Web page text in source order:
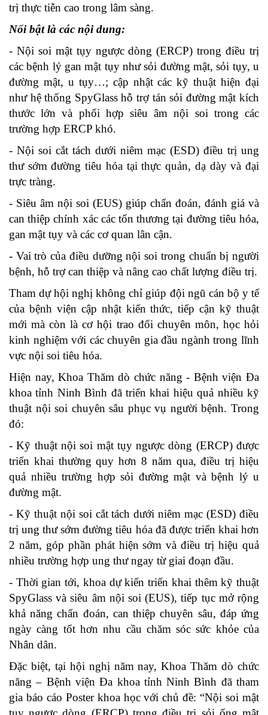
trị thực tiễn cao trong lâm sàng.
Nổi bật là các nội dung:
- Nội soi mật tụy ngược dòng (ERCP) trong điều trị
các bệnh lý gan mật tụy như sỏi đường mật, sỏi tụy, u
đường mật, u tụy…; cập nhật các kỹ thuật hiện đại
như hệ thống SpyGlass hỗ trợ tán sỏi đường mật kích
thước lớn và phối hợp siêu âm nội soi trong các
trường hợp ERCP khó.
- Nội soi cắt tách dưới niêm mạc (ESD) điều trị ung
thư sớm đường tiêu hóa tại thực quản, dạ dày và đại
trực tràng.
- Siêu âm nội soi (EUS) giúp chẩn đoán, đánh giá và
can thiệp chính xác các tổn thương tại đường tiêu hóa,
gan mật tụy và các cơ quan lân cận.
- Vai trò của điều dưỡng nội soi trong chuẩn bị người
bệnh, hỗ trợ can thiệp và nâng cao chất lượng điều trị.
Tham dự hội nghị không chỉ giúp đội ngũ cán bộ y tế
của bệnh viện cập nhật kiến thức, tiếp cận kỹ thuật
mới mà còn là cơ hội trao đổi chuyên môn, học hỏi
kinh nghiệm với các chuyên gia đầu ngành trong lĩnh
vực nội soi tiêu hóa.
Hiện nay, Khoa Thăm dò chức năng - Bệnh viện Đa
khoa tỉnh Ninh Bình đã triển khai hiệu quả nhiều kỹ
thuật nội soi chuyên sâu phục vụ người bệnh. Trong
đó:
- Kỹ thuật nội soi mật tụy ngược dòng (ERCP) được
triển khai thường quy hơn 8 năm qua, điều trị hiệu
quả nhiều trường hợp sỏi đường mật và bệnh lý u
đường mật.
- Kỹ thuật nội soi cắt tách dưới niêm mạc (ESD) điều
trị ung thư sớm đường tiêu hóa đã được triển khai hơn
2 năm, góp phần phát hiện sớm và điều trị hiệu quả
nhiều trường hợp ung thư ngay từ giai đoạn đầu.
- Thời gian tới, khoa dự kiến triển khai thêm kỹ thuật
SpyGlass và siêu âm nội soi (EUS), tiếp tục mở rộng
khả năng chẩn đoán, can thiệp chuyên sâu, đáp ứng
ngày càng tốt hơn nhu cầu chăm sóc sức khỏe của
Nhân dân.
Đặc biệt, tại hội nghị năm nay, Khoa Thăm dò chức
năng – Bệnh viện Đa khoa tỉnh Ninh Bình đã tham
gia báo cáo Poster khoa học với chủ đề: “Nội soi mật